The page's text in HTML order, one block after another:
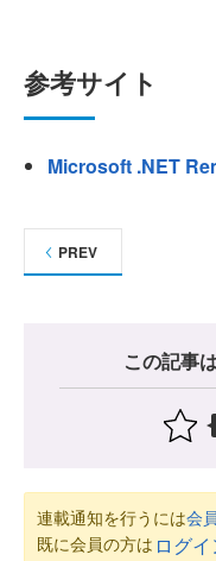
参考サイト
Microsoft .NET
PREV
この記事
連載通知を行うには会
既に会員の方は ログイ